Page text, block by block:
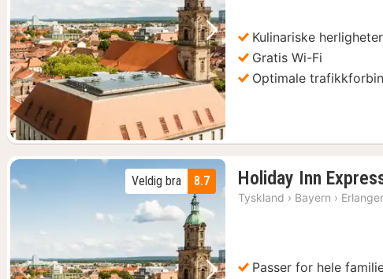
Forrige bilde Neste bilde
kr.
Kulinariske
Gratis Wi-Fi
Optimale
8.7
Veldig bra Holiday Inn
Tyskland › Bayern ›
Passer for hele